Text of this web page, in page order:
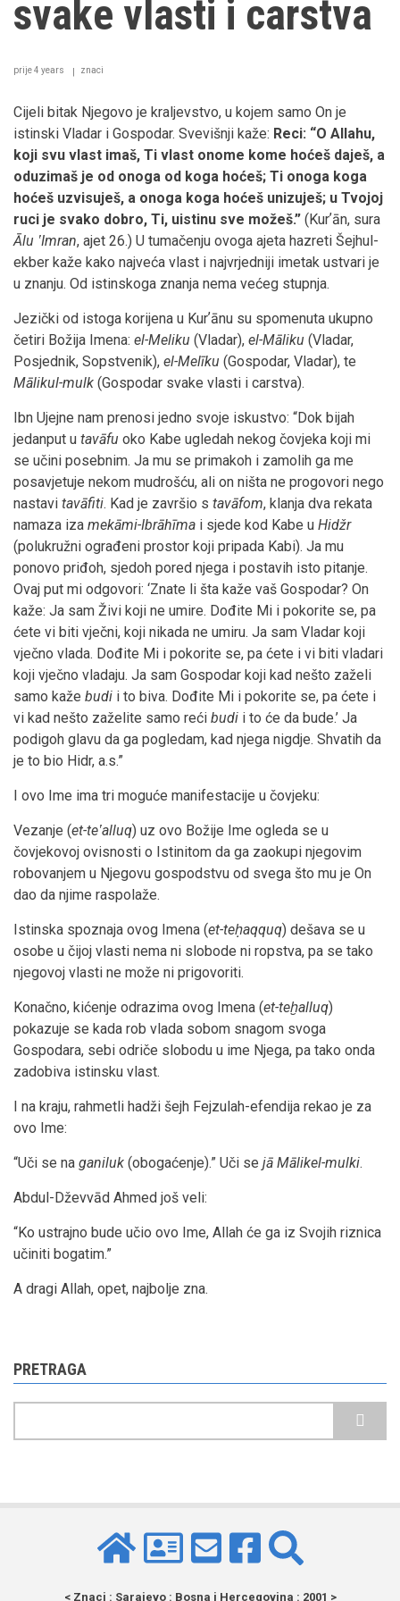
svake vlasti i carstva
prije 4 years znaci
Cijeli bitak Njegovo je kraljevstvo, u kojem samo On je
istinski Vladar i Gospodar. Svevišnji kaže: Reci: “O Allahu,
koji svu vlast imaš, Ti vlast onome kome hoćeš daješ, a
oduzimaš je od onoga od koga hoćeš; Ti onoga koga
hoćeš uzvisuješ, a onoga koga hoćeš unizuješ; u Tvojoj
ruci je svako dobro, Ti, uistinu sve možeš.” (Kurʼān, sura
Ālu ʽImran, ajet 26.) U tumačenju ovoga ajeta hazreti Šejhul-
ekber kaže kako najveća vlast i najvrjedniji imetak ustvari je
u znanju. Od istinskoga znanja nema većeg stupnja.
Jezički od istoga korijena u Kurʼānu su spomenuta ukupno
četiri Božija Imena: el-Meliku (Vladar), el-Māliku (Vladar,
Posjednik, Sopstvenik), el-Melīku (Gospodar, Vladar), te
Mālikul-mulk (Gospodar svake vlasti i carstva).
Ibn Ujejne nam prenosi jedno svoje iskustvo: “Dok bijah
jedanput u tavāfu oko Kabe ugledah nekog čovjeka koji mi
se učini posebnim. Ja mu se primakoh i zamolih ga me
posavjetuje nekom mudrošću, ali on ništa ne progovori nego
nastavi tavāfiti. Kad je završio s tavāfom, klanja dva rekata
namaza iza mekāmi-Ibrāhīma i sjede kod Kabe u Hidžr
(polukružni ograđeni prostor koji pripada Kabi). Ja mu
ponovo priđoh, sjedoh pored njega i postavih isto pitanje.
Ovaj put mi odgovori: ‘Znate li šta kaže vaš Gospodar? On
kaže: Ja sam Živi koji ne umire. Dođite Mi i pokorite se, pa
ćete vi biti vječni, koji nikada ne umiru. Ja sam Vladar koji
vječno vlada. Dođite Mi i pokorite se, pa ćete i vi biti vladari
koji vječno vladaju. Ja sam Gospodar koji kad nešto zaželi
samo kaže budi i to biva. Dođite Mi i pokorite se, pa ćete i
vi kad nešto zaželite samo reći budi i to će da bude.’ Ja
podigoh glavu da ga pogledam, kad njega nigdje. Shvatih da
je to bio Hidr, a.s.”
I ovo Ime ima tri moguće manifestacije u čovjeku:
Vezanje (et-teʽalluq) uz ovo Božije Ime ogleda se u
čovjekovoj ovisnosti o Istinitom da ga zaokupi njegovim
robovanjem u Njegovu gospodstvu od svega što mu je On
dao da njime raspolaže.
Istinska spoznaja ovog Imena (et-teḥaqquq) dešava se u
osobe u čijoj vlasti nema ni slobode ni ropstva, pa se tako
njegovoj vlasti ne može ni prigovoriti.
Konačno, kićenje odrazima ovog Imena (et-teḫalluq)
pokazuje se kada rob vlada sobom snagom svoga
Gospodara, sebi odriče slobodu u ime Njega, pa tako onda
zadobiva istinsku vlast.
I na kraju, rahmetli hadži šejh Fejzulah-efendija rekao je za
ovo Ime:
“Uči se na ganiluk (obogaćenje).” Uči se jā Mālikel-mulki.
Abdul-Dževvād Ahmed još veli:
“Ko ustrajno bude učio ovo Ime, Allah će ga iz Svojih riznica
učiniti bogatim.”
A dragi Allah, opet, najbolje zna.
PRETRAGA
< Znaci : Sarajevo : Bosna i Hercegovina : 2001 >